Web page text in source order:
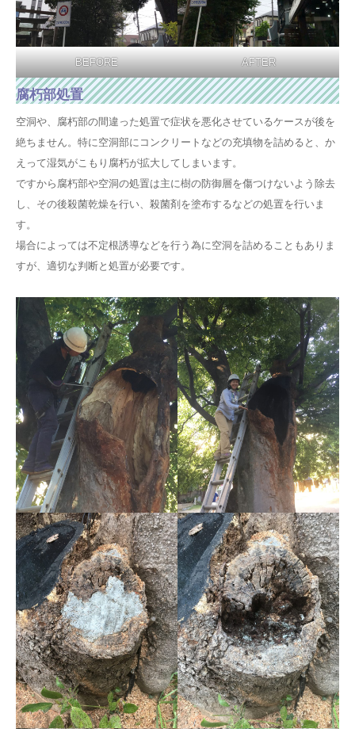
BEFORE AFTER
腐朽部処置
空洞や、腐朽部の間違った処置で症状を悪化させているケースが後を
絶ちません。特に空洞部にコンクリートなどの充填物を詰めると、か
えって湿気がこもり腐朽が拡大してしまいます。
ですから腐朽部や空洞の処置は主に樹の防御層を傷つけないよう除去
し、その後殺菌乾燥を行い、殺菌剤を塗布するなどの処置を行いま
す。
場合によっては不定根誘導などを行う為に空洞を詰めることもありま
すが、適切な判断と処置が必要です。